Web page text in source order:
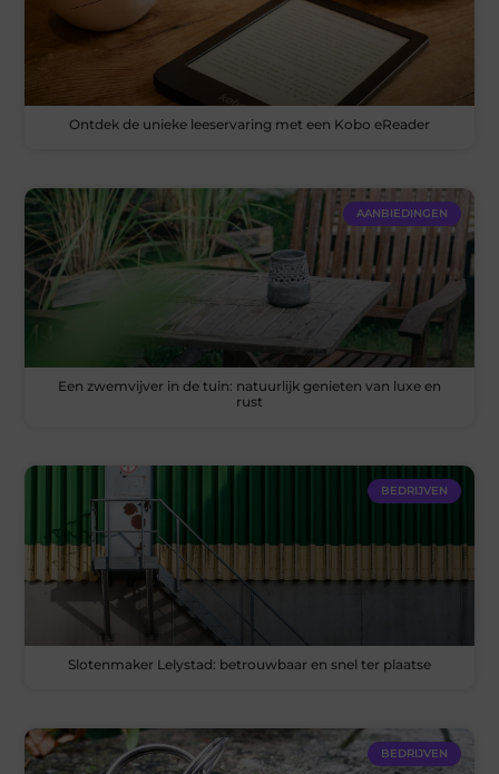
Ontdek de unieke leeservaring met een Kobo eReader
AANBIEDINGEN
Een zwemvijver in de tuin: natuurlijk genieten van luxe en
rust
BEDRIJVEN
Slotenmaker Lelystad: betrouwbaar en snel ter plaatse
BEDRIJVEN